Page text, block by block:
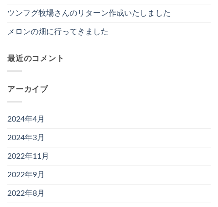
ツンフグ牧場さんのリターン作成いたしました
メロンの畑に行ってきました
最近のコメント
アーカイブ
2024年4月
2024年3月
2022年11月
2022年9月
2022年8月